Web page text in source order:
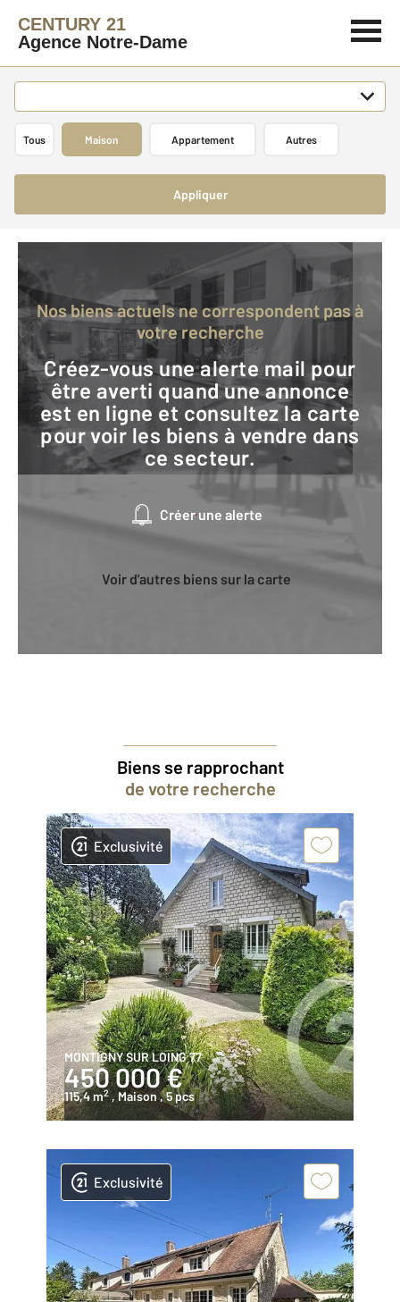
CENTURY 21
Agence Notre-Dame
Tous Maison Appartement Autres
Appliquer
Nos biens actuels ne correspondent pas à
votre recherche
Créez-vous une alerte mail pour
être averti quand une annonce
est en ligne et consultez la carte
pour voir les biens à vendre dans
ce secteur.
Créer une alerte
Voir d'autres biens sur la carte
Biens se rapprochant
de votre recherche
Exclusivité
MONTIGNY SUR LOING 77
450 000 €
115,4 m2 , Maison , 5 pcs
Exclusivité